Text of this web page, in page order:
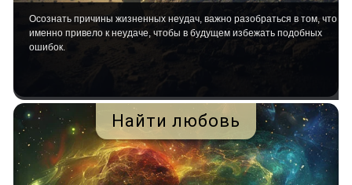
Осознать причины жизненных неудач, важно разобраться в том, что
именно привело к неудаче, чтобы в будущем избежать подобных
ошибок.
Найти любовь